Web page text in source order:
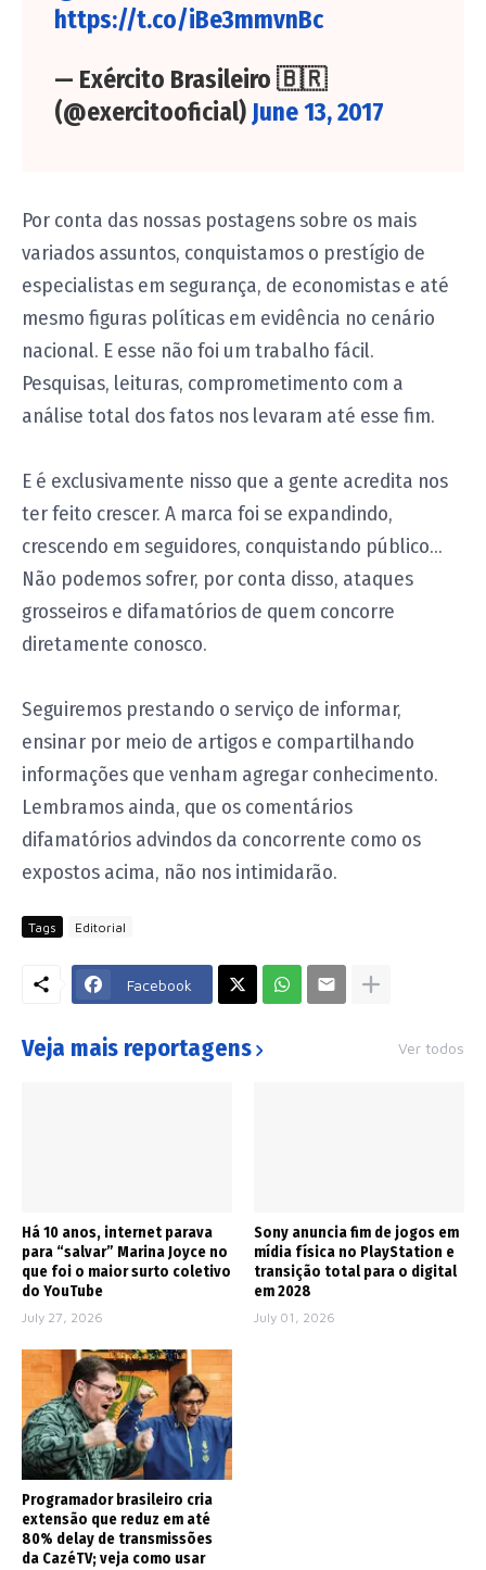
https://t.co/iBe3mmvnBc
— Exército Brasileiro 🇧🇷
(@exercitooficial) June 13, 2017
Por conta das nossas postagens sobre os mais
variados assuntos, conquistamos o prestígio de
especialistas em segurança, de economistas e até
mesmo figuras políticas em evidência no cenário
nacional. E esse não foi um trabalho fácil.
Pesquisas, leituras, comprometimento com a
análise total dos fatos nos levaram até esse fim.
E é exclusivamente nisso que a gente acredita nos
ter feito crescer. A marca foi se expandindo,
crescendo em seguidores, conquistando público...
Não podemos sofrer, por conta disso, ataques
grosseiros e difamatórios de quem concorre
diretamente conosco.
Seguiremos prestando o serviço de informar,
ensinar por meio de artigos e compartilhando
informações que venham agregar conhecimento.
Lembramos ainda, que os comentários
difamatórios advindos da concorrente como os
expostos acima, não nos intimidarão.
Tags Editorial
Facebook
Veja mais reportagens Ver todos
Há 10 anos, internet parava
para “salvar” Marina Joyce no
que foi o maior surto coletivo
do YouTube
July 27, 2026
Sony anuncia fim de jogos em
mídia física no PlayStation e
transição total para o digital
em 2028
July 01, 2026
Programador brasileiro cria
extensão que reduz em até
80% delay de transmissões
da CazéTV; veja como usar